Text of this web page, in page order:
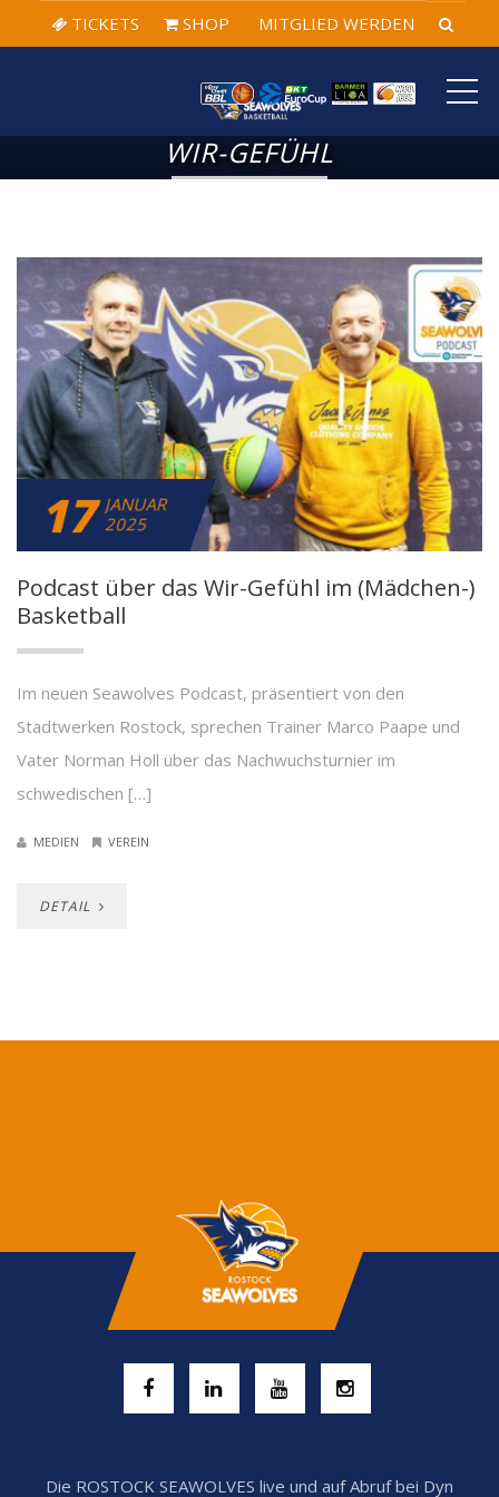
TICKETS SHOP MITGLIED WERDEN
WIR-GEFÜHL
17 JANUAR
2025
Podcast über das Wir-Gefühl im (Mädchen-)
Basketball
Im neuen Seawolves Podcast, präsentiert von den
Stadtwerken Rostock, sprechen Trainer Marco Paape und
Vater Norman Holl über das Nachwuchsturnier im
schwedischen […]
MEDIEN VEREIN
DETAIL
Die ROSTOCK SEAWOLVES live und auf Abruf bei Dyn